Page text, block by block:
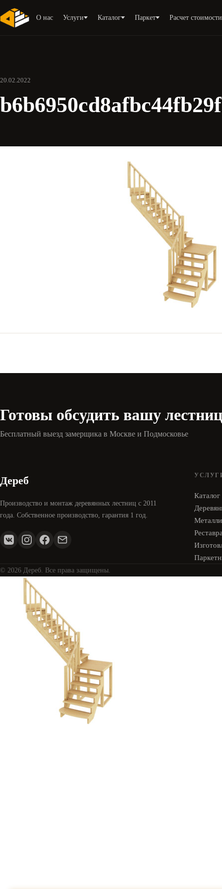
О нас Услуги Каталог Паркет Расчет стоимости
20.02.2022
Готовы обсудить вашу
Бесплатный выезд замерщика в Москве и Подмосковье
Дереб
Производство и монтаж деревянных лестниц с 2011
года. Собственное производство, гарантия 1 год.
Каталог
© 2026 Дереб. Все права защищены.